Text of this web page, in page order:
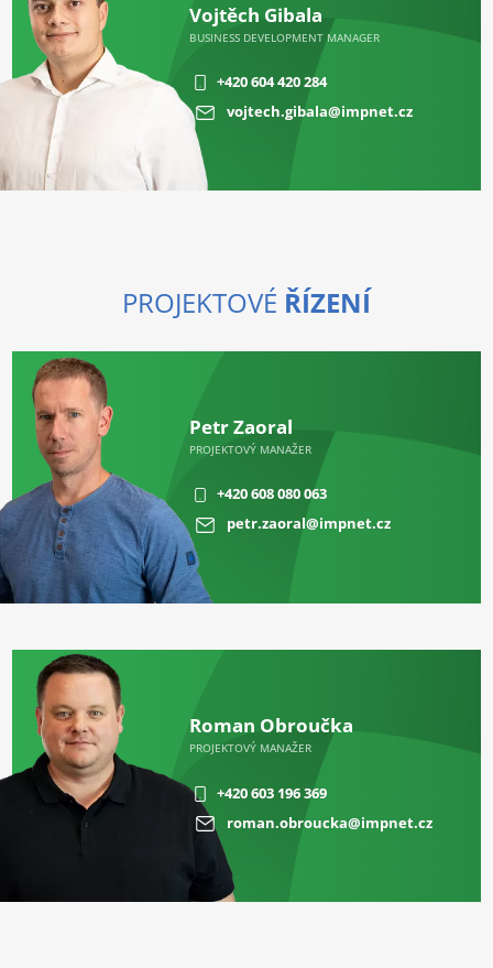
Vojtěch Gibala
BUSINESS DEVELOPMENT MANAGER
+420 604 420 284
vojtech.gibala@impnet.cz
PROJEKTOVÉ ŘÍZENÍ
Petr Zaoral
PROJEKTOVÝ MANAŽER
+420 608 080 063
petr.zaoral@impnet.cz
Roman Obroučka
PROJEKTOVÝ MANAŽER
+420 603 196 369
roman.obroucka@impnet.cz